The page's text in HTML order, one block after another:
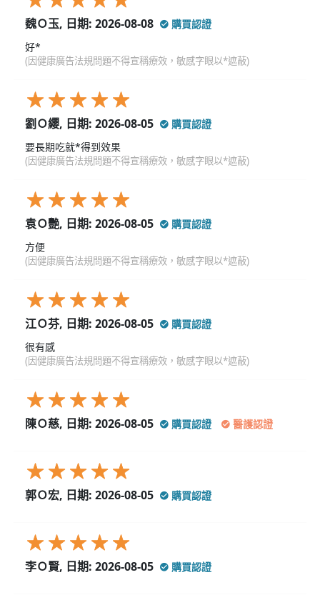
魏Ｏ玉, 日期: 2026-08-08
購買認證
好*
(因健康廣告法規問題不得宣稱療效，敏感字眼以*遮蔽)
劉Ｏ纓, 日期: 2026-08-05
購買認證
要長期吃就*得到效果
(因健康廣告法規問題不得宣稱療效，敏感字眼以*遮蔽)
袁Ｏ艷, 日期: 2026-08-05
購買認證
方便
(因健康廣告法規問題不得宣稱療效，敏感字眼以*遮蔽)
江Ｏ芬, 日期: 2026-08-05
購買認證
很有感
(因健康廣告法規問題不得宣稱療效，敏感字眼以*遮蔽)
陳Ｏ慈, 日期: 2026-08-05 購買認證 醫護認證
郭Ｏ宏, 日期: 2026-08-05 購買認證
李Ｏ賢, 日期: 2026-08-05 購買認證